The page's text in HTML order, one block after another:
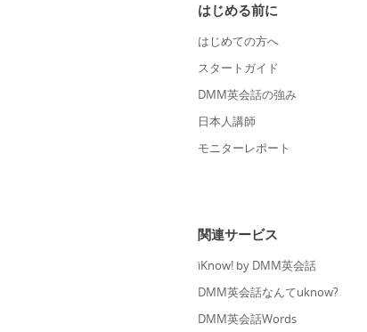
はじめる前に
はじめての方へ
スタートガイド
DMM英会話の強み
日本人講師
モニターレポート
関連サービス
iKnow! by DMM英会話
DMM英会話なんてuknow?
DMM英会話Words